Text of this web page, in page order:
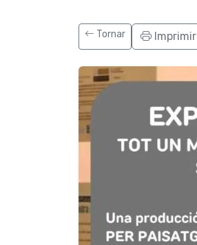
Tornar